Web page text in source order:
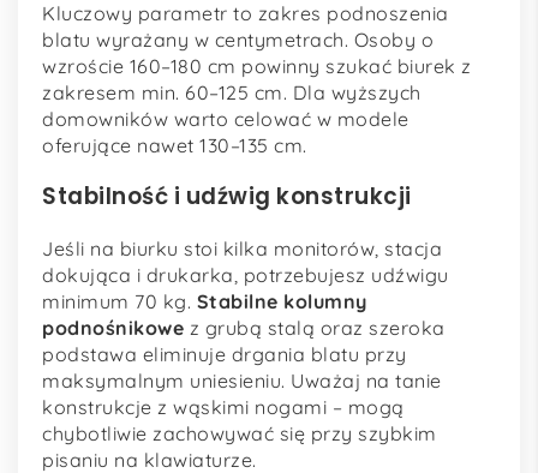
Kluczowy parametr to zakres podnoszenia
blatu wyrażany w centymetrach. Osoby o
wzroście 160–180 cm powinny szukać biurek z
zakresem min. 60–125 cm. Dla wyższych
domowników warto celować w modele
oferujące nawet 130–135 cm.
Stabilność i udźwig konstrukcji
Jeśli na biurku stoi kilka monitorów, stacja
dokująca i drukarka, potrzebujesz udźwigu
minimum 70 kg. Stabilne kolumny
podnośnikowe z grubą stalą oraz szeroka
podstawa eliminuje drgania blatu przy
maksymalnym uniesieniu. Uważaj na tanie
konstrukcje z wąskimi nogami – mogą
chybotliwie zachowywać się przy szybkim
pisaniu na klawiaturze.